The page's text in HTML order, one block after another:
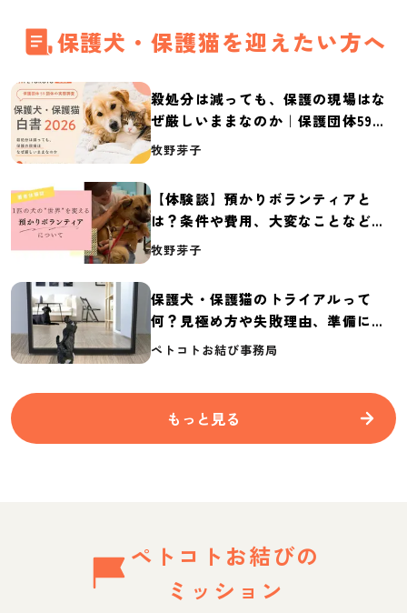
保護犬・保護猫を迎えたい方へ
殺処分は減っても、保護の現場はな
ぜ厳しいままなのか｜保護団体59団
体の実態調査【保護犬・保護猫白書
牧野芽子
【体験談】預かりボランティアと
は？条件や費用、大変なことなど紹
介
牧野芽子
保護犬・保護猫のトライアルって
何？見極め方や失敗理由、準備に必
要なものを紹介
ペトコトお結び事務局
もっと見る
ペトコトお結びの
ミッション